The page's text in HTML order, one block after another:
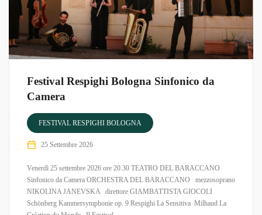
Festival Respighi Bologna Sinfonico da
Camera
FESTIVAL RESPIGHI BOLOGNA
25 Settembre 2026
Venerdì 25 settembre 2026 ore 20.30 TEATRO DEL BARACCANO
Sinfonico da Camera ORCHESTRA DEL BARACCANO mezzosoprano
NIKOLINA JANEVSKA direttore GIAMBATTISTA GIOCOLI
Schönberg Kammersymphonie op. 9 Respighi La Sensitiva ​ Milhaud La